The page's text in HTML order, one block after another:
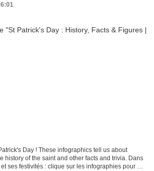
Day ! These infographics tell us about
history of the saint and other facts and trivia. Dans
ses festivités : clique sur les infographies pour en